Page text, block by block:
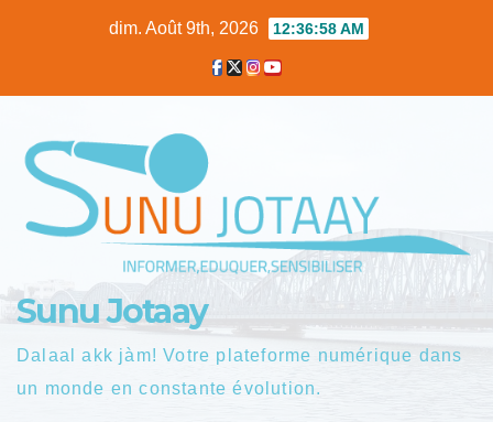
dim. Août 9th, 2026 12:36:59 AM
Sunu Jotaay
Dalaal akk jàm! Votre plateforme numérique dans
un monde en constante évolution.